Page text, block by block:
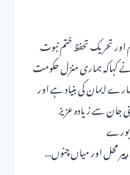
تحریک تحفظ ختم نبوت
کہاکہ ہماری منزل حکومت
ایمان کی بنیاد ہے اور
جان سے زیادہ عزیز
محل اور میاں چنوں…